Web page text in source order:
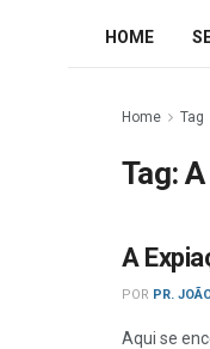
HOME
Home Tag
Tag:
A
POR PR.
Aqui se